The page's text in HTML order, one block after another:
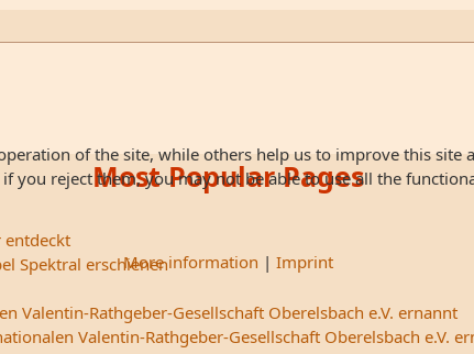
Most Popular Pages
entdeckt
Spektral erschienen
Valentin-Rathgeber-Gesellschaft Oberelsbach e.V. ernannt
Valentin-Rathgeber-Gesellschaft Oberelsbach e.V.
of the site, while others help us to improve this site
reject them, you may not be able to use all the
More information | Imprint